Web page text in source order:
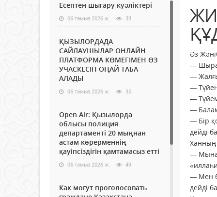
Есептен шығару куәліктері
06 тамыз 2026 ж. 33
ҚЫЗЫЛОРДАДА
САЙЛАУШЫЛАР ОНЛАЙН
ПЛАТФОРМА КӨМЕГІМЕН ӨЗ
УЧАСКЕСІН ОҢАЙ ТАБА
АЛАДЫ
06 тамыз 2026 ж. 35
Open Air: Қызылорда
облысы полиция
департаменті 20 мыңнан
астам көрерменнің
қауіпсіздігін қамтамасыз етті
06 тамыз 2026 ж. 49
Как могут проголосовать
Әз
—
—
—
—
—
— Бір
дейді
Ханның
—
— Мен
дейді